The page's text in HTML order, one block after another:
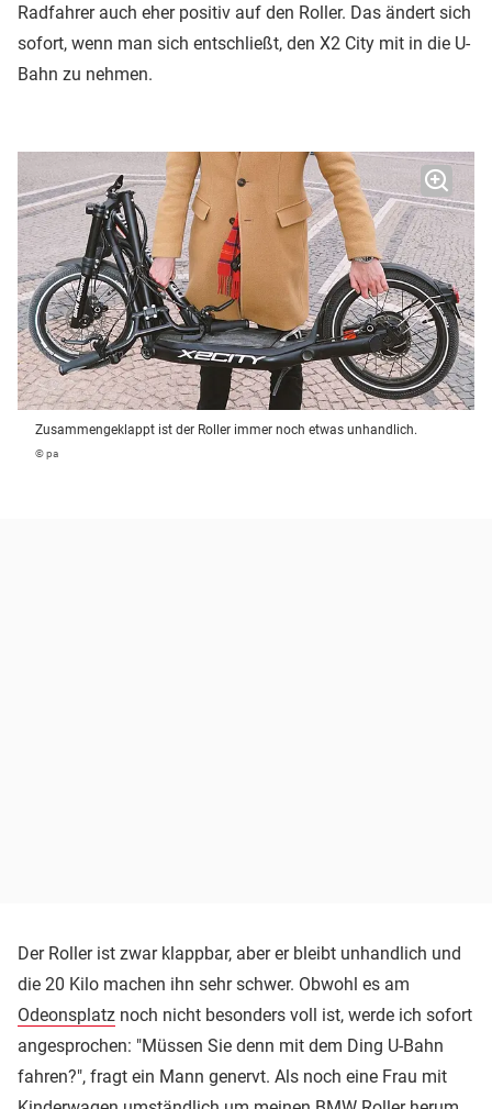
Radfahrer auch eher positiv auf den Roller. Das ändert sich
sofort, wenn man sich entschließt, den X2 City mit in die U-
Bahn zu nehmen.
Zusammengeklappt ist der Roller immer noch etwas unhandlich.
© pa
Der Roller ist zwar klappbar, aber er bleibt unhandlich und
die 20 Kilo machen ihn sehr schwer. Obwohl es am
Odeonsplatz noch nicht besonders voll ist, werde ich sofort
angesprochen: "Müssen Sie denn mit dem Ding U-Bahn
fahren?", fragt ein Mann genervt. Als noch eine Frau mit